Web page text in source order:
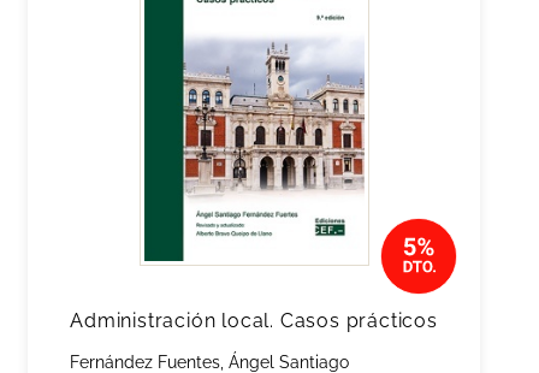
Administración local. Casos prácticos
Fernández Fuentes, Ángel Santiago